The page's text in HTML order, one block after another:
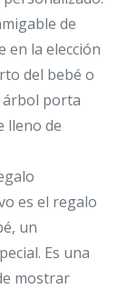
de
en la elección
del bebé o
árbol porta
lleno de
es el regalo
un
Es una
mostrar